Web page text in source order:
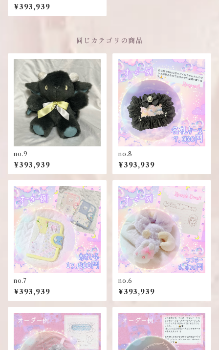
¥393,939
同じカテゴリの商品
no.9
¥393,939
no.8
¥393,939
no.7
¥393,939
no.6
¥393,939